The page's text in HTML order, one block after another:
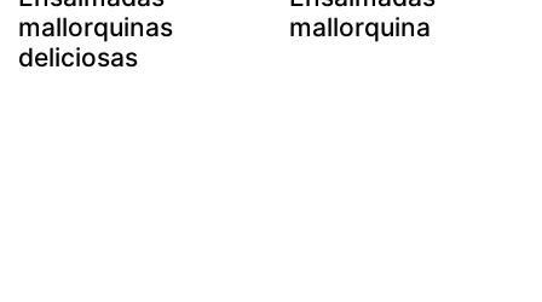
mallorquinas
deliciosas
mallorquina